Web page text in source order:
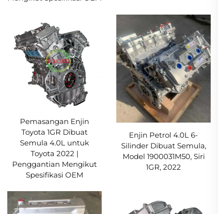
Pemasangan Enjin
Toyota 1GR Dibuat
Semula 4.0L untuk
Toyota 2022 |
Penggantian Mengikut
Spesifikasi OEM
Enjin Petrol 4.0L 6-
Silinder Dibuat Semula,
Model 1900031M50, Siri
1GR, 2022